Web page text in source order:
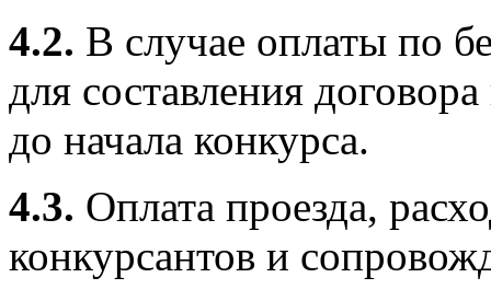
4.2. В случае оплаты по
для составления
до начала конкурса.
4.3. Оплата проезда,
конкурсантов и